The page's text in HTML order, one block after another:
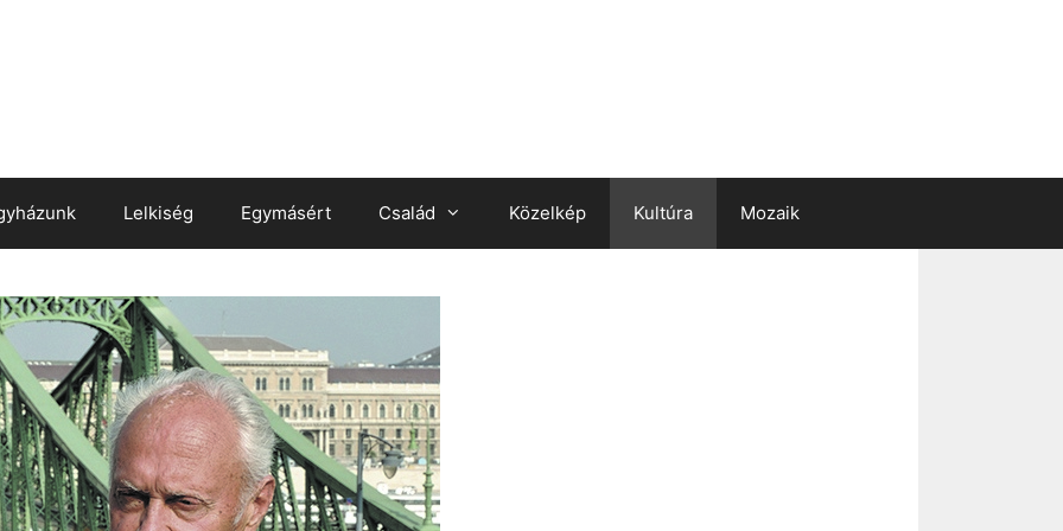
Lelkiség Egymásért Család Közelkép Kultúra Mozaik